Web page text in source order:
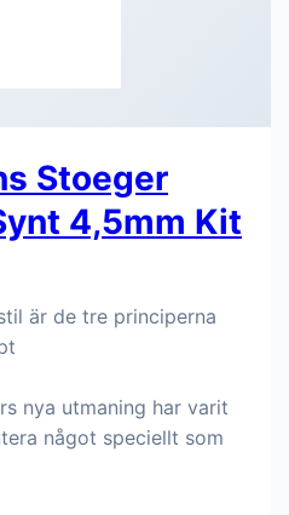
Stoeger
4,5mm Kit
är de tre principerna
nya utmaning har varit
något speciellt som